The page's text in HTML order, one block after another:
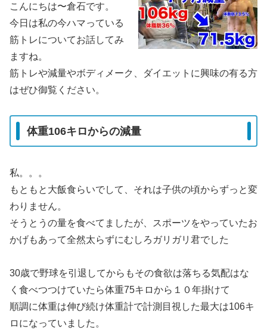
こんにちは〜倉石です。
今日は私の今ハマっている
筋トレについてお話してみ
ますね。
筋トレや減量やボディメーク、ダイエットに興味の有る方
はぜひ御覧ください。
体重106キロからの減量
私。。。
もともと大飯食らいでして、それは子供の頃からずっと変
わりません。
そうとうの量を食べてましたが、スポーツをやっていたお
かげもあって全然太らずにむしろガリガリ君でした
30歳で野球を引退してからもその食欲は落ちる気配はな
く食べつつけていたら体重75キロから１０年掛けて
順調に体重は伸び続け体重計で計測目視した最大は106キ
ロになっていました。